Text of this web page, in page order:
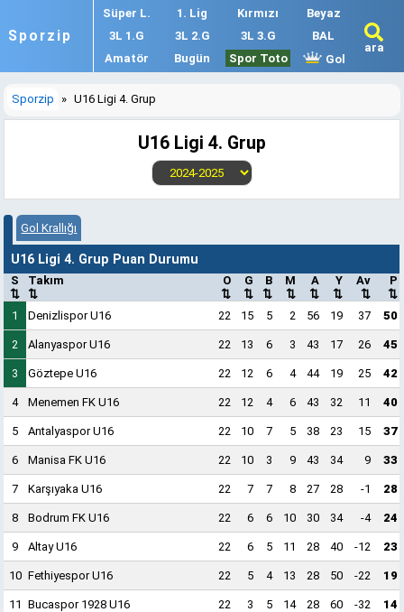
Sporzip
Süper L. 1. Lig Kırmızı
Beyaz
3L 1.G
3L 2.G 3L 3.G
BAL
Amatör
Bugün Spor Toto Gol
ara
Sporzip » U16 Ligi 4. Grup
U16 Ligi 4. Grup
Gol Krallığı
U16 Ligi 4. Grup Puan Durumu
S
⇅
Takım
⇅
O
⇅
G
⇅
B
⇅
M
⇅
A
⇅
Y
⇅
Av
⇅
P
⇅
1
Denizlispor U16 22 15 5 2 56 19 37 50
2 Alanyaspor U16 22 13 6 3 43 17 26 45
3 Göztepe U16 22 12 6 4 44 19 25 42
4 Menemen FK U16 22 12 4 6 43 32 11 40
5 Antalyaspor U16 22 10 7 5 38 23 15 37
6 Manisa FK U16 22 10 3 9 43 34 9 33
7 Karşıyaka U16 22 7 7 8 27 28 -1 28
8 Bodrum FK U16 22 6 6 10 30 34 -4 24
9 Altay U16 22 6 5 11 28 40 -12 23
10 Fethiyespor U16 22 5 4 13 28 50 -22 19
11 Bucaspor 1928 U16 22 3 5 14 28 60 -32 14